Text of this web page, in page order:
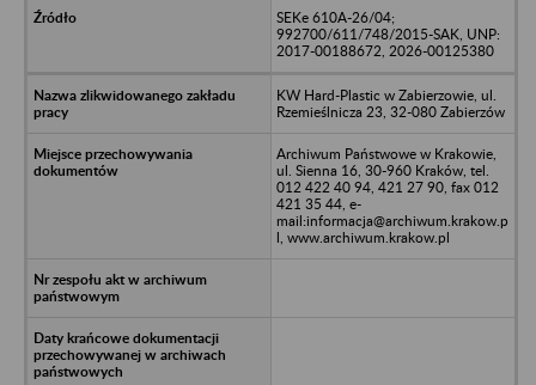
SEKe 610A-26/04;
992700/611/748/2015-SAK, UNP:
2017-00188672, 2026-00125380
KW Hard-Plastic w Zabierzowie, ul.
Rzemieślnicza 23, 32-080 Zabierzów
Archiwum Państwowe w Krakowie,
ul. Sienna 16, 30-960 Kraków, tel.
012 422 40 94, 421 27 90, fax 012
421 35 44, e-
mail:informacja@archiwum.krakow.p
l, www.archiwum.krakow.pl